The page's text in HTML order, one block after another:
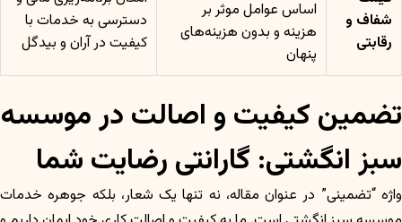
شفاف و
رقابتی
اساس عوامل موثر بر
هزینه و بدون هزینه‌های
پنهان
دسترسی به خدمات با
کیفیت در آران و بیدگل
تضمین کیفیت و اصالت در موسسه
سبز انگشتی: گارانتی رضایت شما
واژه “تضمینی” در عنوان مقاله، نه تنها یک شعار، بلکه جوهره خدمات